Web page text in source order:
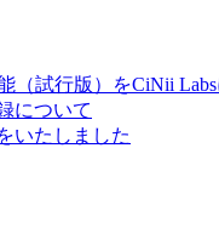
（試行版）をCiNii
について
いたしました